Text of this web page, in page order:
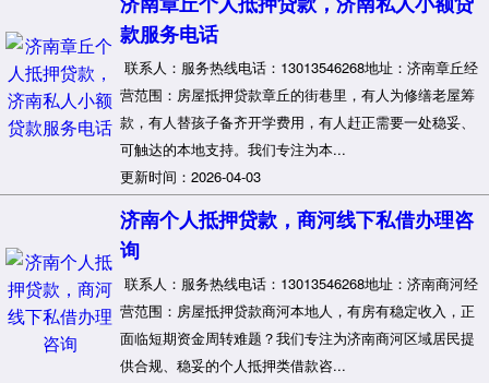
款服务电话
联系人：服务热线电话：13013546268地址：济南章丘经
营范围：房屋抵押贷款章丘的街巷里，有人为修缮老屋筹
款，有人替孩子备齐开学费用，有人赶正需要一处稳妥、
可触达的本地支持。我们专注为本...
更新时间：2026-04-03
济南个人抵押贷款，商河线下私借办理咨
询
联系人：服务热线电话：13013546268地址：济南商河经
营范围：房屋抵押贷款商河本地人，有房有稳定收入，正
面临短期资金周转难题？我们专注为济南商河区域居民提
供合规、稳妥的个人抵押类借款咨...